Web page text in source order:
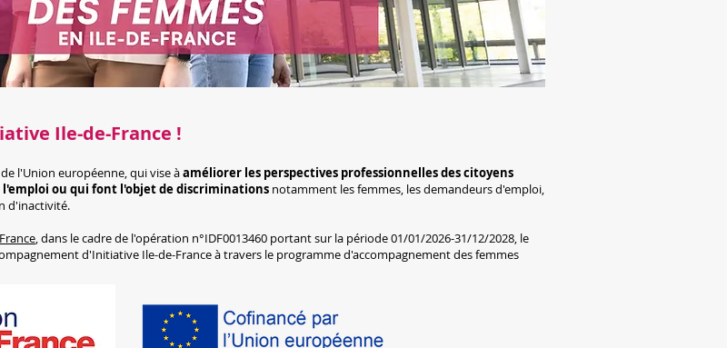
Ile-de-France !
l'Union européenne, qui vise àaméliorer les perspectives professionnelles des citoyens
ou qui font l'objet de discriminations notamment les femmes, les demandeurs d'emploi,
d'inactivité.
, dans le cadre de l'opération n°IDF0013460 portant sur la période 01/01/2026-31/12/2028, le
d'Initiative Ile-de-France à travers le programme d'accompagnement des femmes